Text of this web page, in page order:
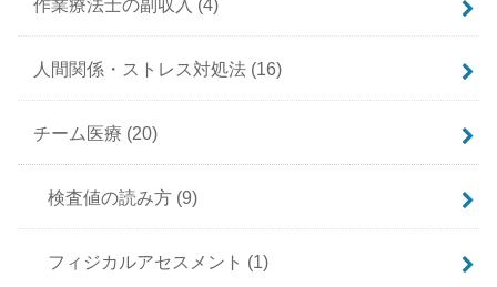
作業療法士の副収入 (4)
人間関係・ストレス対処法 (16)
チーム医療 (20)
検査値の読み方 (9)
フィジカルアセスメント (1)